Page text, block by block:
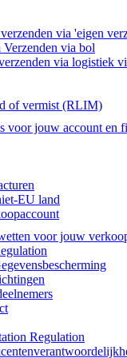
via 'eigen
via bol
via logistiek
of vermist (RLIM)
voor jouw account en
EU land
voor jouw
Regulation